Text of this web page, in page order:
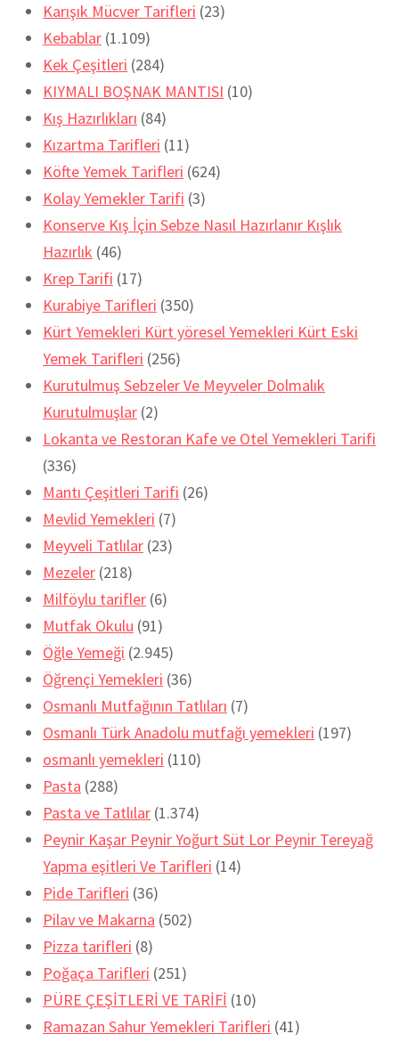
Karışık Mücver Tarifleri (23)
Kebablar (1.109)
Kek Çeşitleri (284)
KIYMALI BOŞNAK MANTISI (10)
Kış Hazırlıkları (84)
Kızartma Tarifleri (11)
Köfte Yemek Tarifleri (624)
Kolay Yemekler Tarifi (3)
Konserve Kış İçin Sebze Nasıl Hazırlanır Kışlık
Hazırlık (46)
Krep Tarifi (17)
Kurabiye Tarifleri (350)
Kürt Yemekleri Kürt yöresel Yemekleri Kürt Eski
Yemek Tarifleri (256)
Kurutulmuş Sebzeler Ve Meyveler Dolmalık
Kurutulmuşlar (2)
Lokanta ve Restoran Kafe ve Otel Yemekleri Tarifi
(336)
Mantı Çeşitleri Tarifi (26)
Mevlid Yemekleri (7)
Meyveli Tatlılar (23)
Mezeler (218)
Milföylu tarifler (6)
Mutfak Okulu (91)
Öğle Yemeği (2.945)
Öğrençi Yemekleri (36)
Osmanlı Mutfağının Tatlıları (7)
Osmanlı Türk Anadolu mutfağı yemekleri (197)
osmanlı yemekleri (110)
Pasta (288)
Pasta ve Tatlılar (1.374)
Peynir Kaşar Peynir Yoğurt Süt Lor Peynir Tereyağ
Yapma eşitleri Ve Tarifleri (14)
Pide Tarifleri (36)
Pilav ve Makarna (502)
Pizza tarifleri (8)
Poğaça Tarifleri (251)
PÜRE ÇEŞİTLERİ VE TARİFİ (10)
Ramazan Sahur Yemekleri Tarifleri (41)